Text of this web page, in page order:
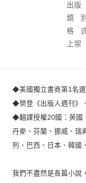
出版
社：
類
格
上架
◆美國獨立書商第1名
◆榮登《出版人週刊》
◆翻譯授權20國：英國
丹麥、芬蘭、挪威、瑞
列、巴西、日本、韓國
我們不盡然是長篇小說